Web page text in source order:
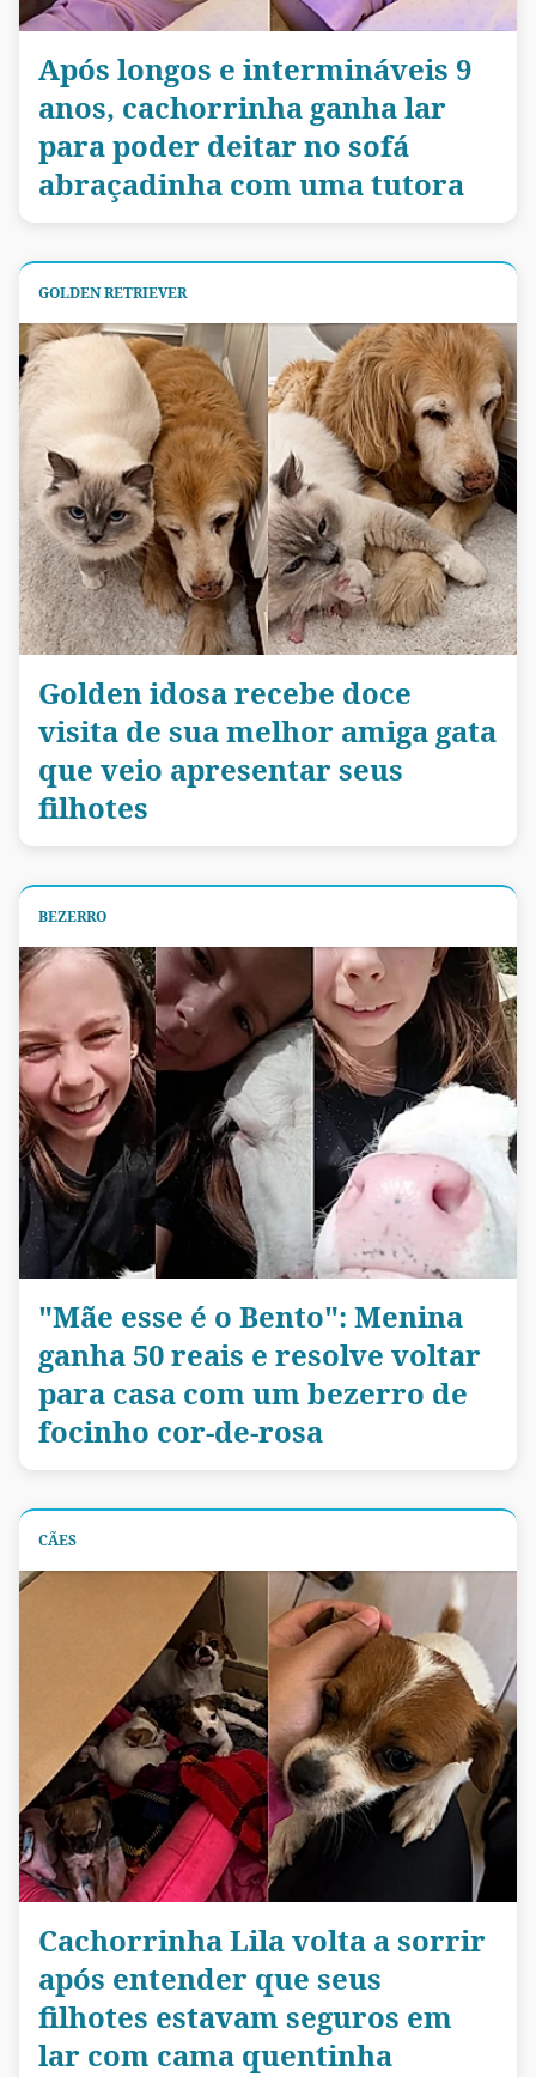
Após longos e intermináveis 9
anos, cachorrinha ganha lar
para poder deitar no sofá
abraçadinha com uma tutora
GOLDEN RETRIEVER
Golden idosa recebe doce
visita de sua melhor amiga gata
que veio apresentar seus
filhotes
BEZERRO
"Mãe esse é o Bento": Menina
ganha 50 reais e resolve voltar
para casa com um bezerro de
focinho cor-de-rosa
CÃES
Cachorrinha Lila volta a sorrir
após entender que seus
filhotes estavam seguros em
lar com cama quentinha